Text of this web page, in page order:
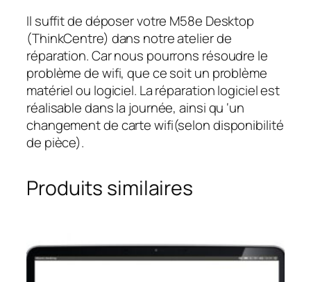
Il suffit de déposer votre M58e Desktop
(ThinkCentre) dans notre atelier de
réparation. Car nous pourrons résoudre le
problème de wifi, que ce soit un problème
matériel ou logiciel. La réparation logiciel est
réalisable dans la journée, ainsi qu ‘un
changement de carte wifi(selon disponibilité
de pièce).
Produits similaires